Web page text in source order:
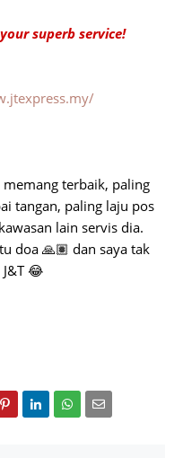
superb service!
memang terbaik, paling
tangan, paling laju pos
lain servis dia.
doa 🙏🏽 dan saya tak
😂